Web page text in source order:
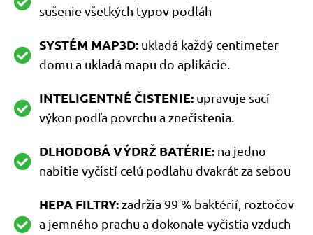
sušenie všetkých typov podláh
SYSTÉM MAP3D: ukladá každý centimeter
domu a ukladá mapu do aplikácie.
INTELIGENTNÉ ČISTENIE: upravuje sací
výkon podľa povrchu a znečistenia.
DLHODOBÁ VÝDRŽ BATÉRIE: na jedno
nabitie vyčistí celú podlahu dvakrát za sebou
HEPA FILTRY:zadržia 99 % baktérií, roztočov
a jemného prachu a dokonale vyčistia vzduch